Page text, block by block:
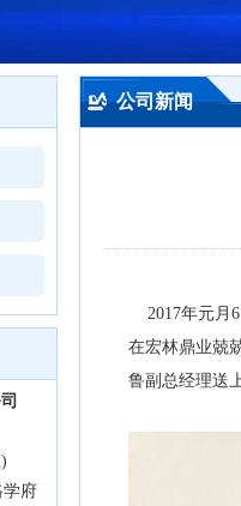
府
公司新闻
2017年元月6
在宏林鼎业兢
鲁副总经理送